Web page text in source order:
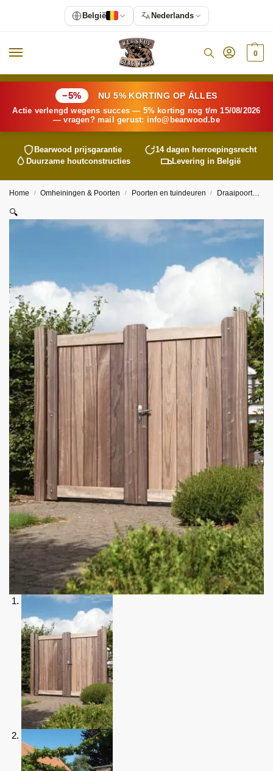
0
−5% NU 5% KORTING OP ÁLLES
Actie verlengd wegens succes — 5% korting nog t/m 15/08/2026
— vragen? mail gerust: info@ bearwood.be
Bearwood prijsgarantie
14 dagen herroepingsrecht
Duurzame houtconstructies
Levering in België
Home / Omheiningen & Poorten / Poorten en tuindeuren / Draaipoorten
🔍
België Nederlands